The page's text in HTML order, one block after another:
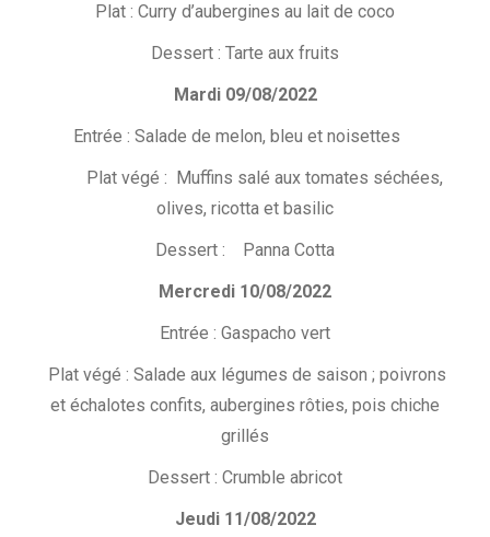
Plat : Curry d’aubergines au lait de coco
Dessert : Tarte aux fruits
Mardi 09/08/2022
Entrée : Salade de melon, bleu et noisettes
Plat végé : Muffins salé aux tomates séchées,
olives, ricotta et basilic
Dessert : Panna Cotta
Mercredi 10/08/2022
Entrée : Gaspacho vert
Plat végé : Salade aux légumes de saison ; poivrons
et échalotes confits, aubergines rôties, pois chiche
grillés
Dessert : Crumble abricot
Jeudi 11/08/2022